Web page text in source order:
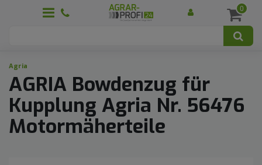
0
Agria
AGRIA Bowdenzug für
Kupplung Agria Nr. 56476
Motormäherteile